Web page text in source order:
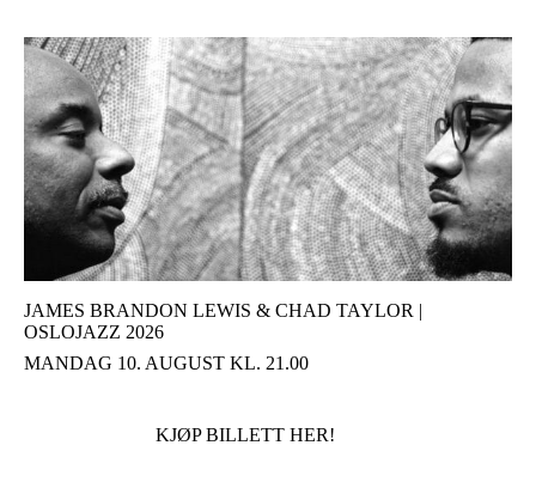
JAMES BRANDON LEWIS & CHAD TAYLOR |
OSLOJAZZ 2026
MANDAG 10. AUGUST KL. 21.00
KJØP BILLETT HER!